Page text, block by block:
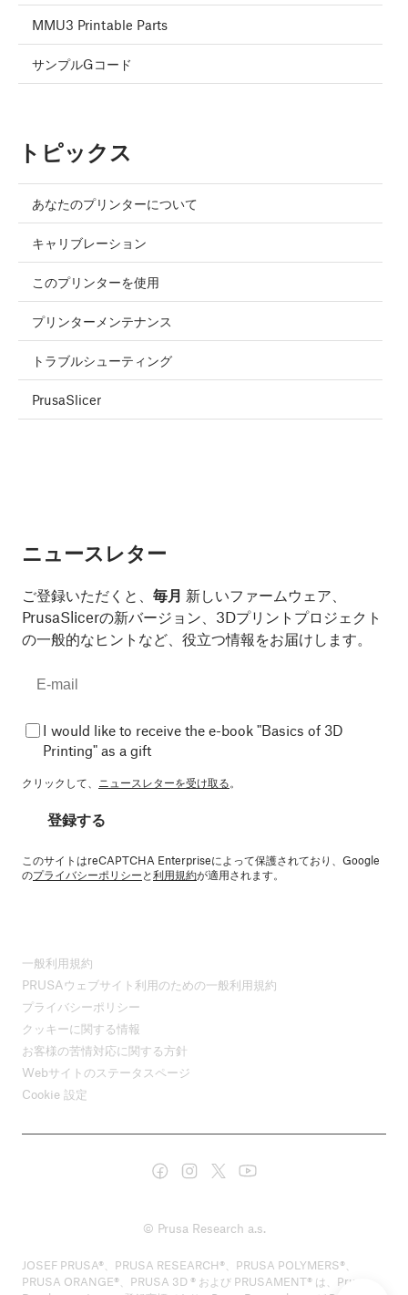
MMU3 Printable Parts
サンプルGコード
トピックス
あなたのプリンターについて
キャリブレーション
このプリンターを使用
プリンターメンテナンス
トラブルシューティング
PrusaSlicer
ニュースレター
ご登録いただくと、 毎月 新しいファームウェア、
PrusaSlicerの新バージョン、3Dプリントプロジェクト
の一般的なヒントなど、役立つ情報をお届けします。
I would like to receive the e-book "Basics of 3D
Printing" as a gift
クリックして、 ニュースレターを受け取る。
登録する
このサイトはreCAPTCHA Enterpriseによって保護されており、Google
のプライバシーポリシーと利用規約が適用されます。
一般利用規約
PRUSAウェブサイト利用のための一般利用規約
プライバシーポリシー
クッキーに関する情報
お客様の苦情対応に関する方針
Webサイトのステータスページ
Cookie 設定
© Prusa Research a.s.
JOSEF PRUSA®、PRUSA RESEARCH®、PRUSA POLYMERS®、
PRUSA ORANGE®、PRUSA 3D ® および PRUSAMENT® は、Prusa